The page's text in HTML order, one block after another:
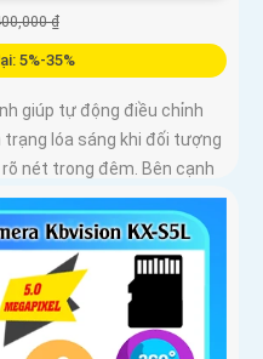
₫
5%-35%
giúp tự động điều chỉnh
lóa sáng khi đối tượng
nét trong đêm. Bên cạnh
chống ngược sáng DWDR
xác và rõ ràng trong mọi
ngược sáng mạnh hay